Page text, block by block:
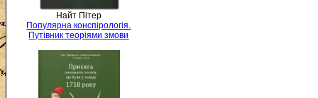
Найт Пітер
Популярна конспірологія.
Путівник теоріями змови